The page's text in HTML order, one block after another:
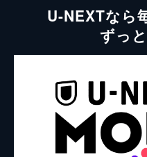
U-NEXTなら
ずっ